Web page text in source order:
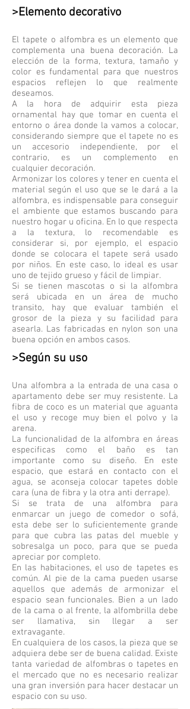
>Elemento decorativo
El tapete o alfombra es un elemento que
complementa una buena decoración. La
elección de la forma, textura, tamaño y
color es fundamental para que nuestros
espacios reflejen lo que realmente
deseamos.
A la hora de adquirir esta pieza
ornamental hay que tomar en cuenta el
entorno o área donde la vamos a colocar,
considerando siempre que el tapete no es
un accesorio independiente, por el
contrario, es un complemento en
cualquier decoración.
Armonizar los colores y tener en cuenta el
material según el uso que se le dará a la
alfombra, es indispensable para conseguir
el ambiente que estamos buscando para
nuestro hogar u oficina. En lo que respecta
a la textura, lo recomendable es
considerar si, por ejemplo, el espacio
donde se colocara el tapete será usado
por niños. En este caso, lo ideal es usar
uno de tejido grueso y fácil de limpiar.
Si se tienen mascotas o si la alfombra
será ubicada en un área de mucho
transito, hay que evaluar también el
grosor de la pieza y su facilidad para
asearla. Las fabricadas en nylon son una
buena opción en ambos casos.
>Según su uso
Una alfombra a la entrada de una casa o
apartamento debe ser muy resistente. La
fibra de coco es un material que aguanta
el uso y recoge muy bien el polvo y la
arena.
La funcionalidad de la alfombra en áreas
especificas como el baño es tan
importante como su diseño. En este
espacio, que estará en contacto con el
agua, se aconseja colocar tapetes doble
cara (una de fibra y la otra anti derrape).
Si se trata de una alfombra para
enmarcar un juego de comedor o sofá,
esta debe ser lo suficientemente grande
para que cubra las patas del mueble y
sobresalga un poco, para que se pueda
apreciar por completo.
En las habitaciones, el uso de tapetes es
común. Al pie de la cama pueden usarse
aquellos que además de armonizar el
espacio sean funcionales. Bien a un lado
de la cama o al frente, la alfombrilla debe
ser llamativa, sin llegar a ser
extravagante.
En cualquiera de los casos, la pieza que se
adquiera debe ser de buena calidad. Existe
tanta variedad de alfombras o tapetes en
el mercado que no es necesario realizar
una gran inversión para hacer destacar un
espacio con su uso.